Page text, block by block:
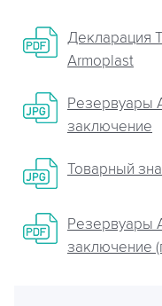
Декларация
Armoplast
Резервуары
заключение
Товарный
Резервуары
заключение